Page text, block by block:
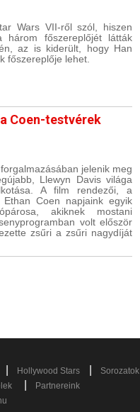
Wars VII-ről szól, hiszen
főszereplőjét látták
az is kiderült, hogy Han
főszereplője lehet.
Coen-testvérek
jelenik meg
Llewyn Davis világa
A film rendezői, a
Coen napjaink egyik
akiknek mostani
volt először
zsűri a zsűri nagydíját
Hollywood Stars Sorozatok
Partnereink